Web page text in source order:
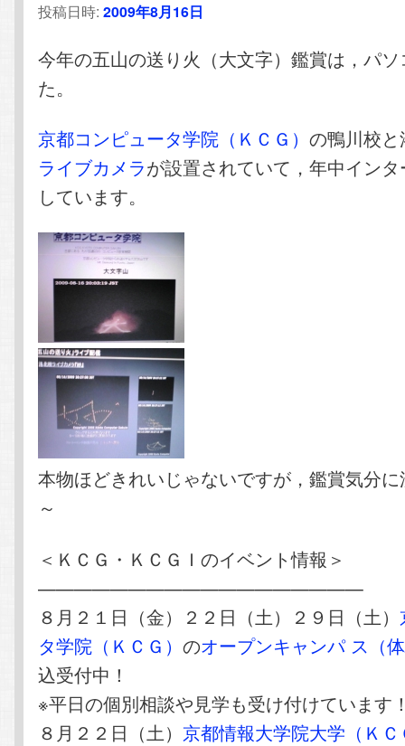
投稿日時:2009年8月16日
今年の五山の送り火（大文字）鑑賞は，パ
た。
京都コンピュータ学院（ＫＣＧ）の鴨川校
ライブカメラが設置されていて，年中イン
しています。
本物ほどきれいじゃないですが，鑑賞気分
～
＜ＫＣＧ・ＫＣＧＩのイベント情報＞
——————————————————
８月２１日（金）２２日（土）２９日（土）
タ学院（ＫＣＧ）のオープンキャンパ ス（
込受付中！
※平日の個別相談や見学も受け付けています
８月２２日（土） 京都情報大学院大学（Ｋ